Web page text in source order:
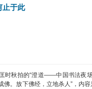
止于此
时秋拍的“澄道——中国书法夜
佛。放下佛经，立地杀人”，内